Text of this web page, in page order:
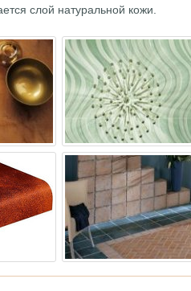
слой натуральной кожи.